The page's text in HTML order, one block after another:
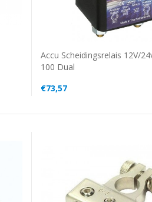
Accu Scheidingsrelais 12V/
100 Dual
€73,57